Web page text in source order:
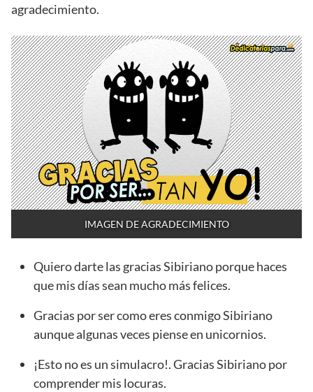
agradecimiento.
IMAGEN DE AGRADECIMIENTO
Quiero darte las gracias Sibiriano porque haces
que mis días sean mucho más felices.
Gracias por ser como eres conmigo Sibiriano
aunque algunas veces piense en unicornios.
¡Esto no es un simulacro!. Gracias Sibiriano por
comprender mis locuras.